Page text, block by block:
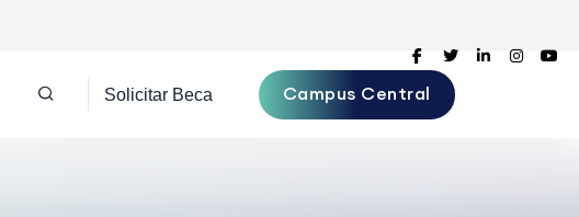
Campus Central